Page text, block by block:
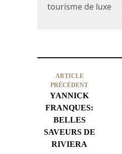
tourisme de luxe
ARTICLE
PRÉCÉDENT
YANNICK
FRANQUES:
BELLES
SAVEURS DE
RIVIERA